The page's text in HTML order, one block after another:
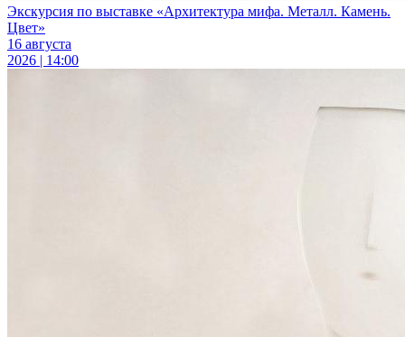
Экскурсия по выставке «Архитектура мифа. Металл. Камень.
Цвет»
16 августа
2026 | 14:00